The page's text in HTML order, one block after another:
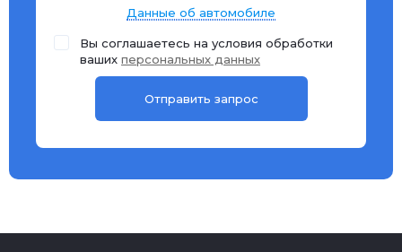
Данные об автомобиле
Вы соглашаетесь на условия обработки
ваших персональных данных